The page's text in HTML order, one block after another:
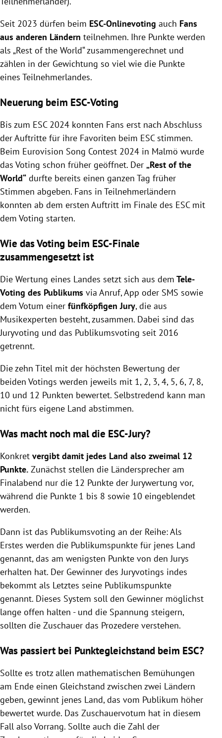
Seit 2023 dürfen beim ESC-Onlinevoting auch Fans
aus anderen Ländern teilnehmen. Ihre Punkte werden
als „Rest of the World“ zusammengerechnet und
zählen in der Gewichtung so viel wie die Punkte
eines Teilnehmerlandes.
Neuerung beim ESC-Voting
Bis zum ESC 2024 konnten Fans erst nach Abschluss
der Auftritte für ihre Favoriten beim ESC stimmen.
Beim Eurovision Song Contest 2024 in Malmö wurde
das Voting schon früher geöffnet. Der „Rest of the
World“ durfte bereits einen ganzen Tag früher
Stimmen abgeben. Fans in Teilnehmerländern
konnten ab dem ersten Auftritt im Finale des ESC mit
dem Voting starten.
Wie das Voting beim ESC-Finale
zusammengesetzt ist
Die Wertung eines Landes setzt sich aus dem Tele-
Voting des Publikums via Anruf, App oder SMS sowie
dem Votum einer fünfköpfigen Jury, die aus
Musikexperten besteht, zusammen. Dabei sind das
Juryvoting und das Publikumsvoting seit 2016
getrennt.
Die zehn Titel mit der höchsten Bewertung der
beiden Votings werden jeweils mit 1, 2, 3, 4, 5, 6, 7, 8,
10 und 12 Punkten bewertet. Selbstredend kann man
nicht fürs eigene Land abstimmen.
Was macht noch mal die ESC-Jury?
Konkret vergibt damit jedes Land also zweimal 12
Punkte. Zunächst stellen die Ländersprecher am
Finalabend nur die 12 Punkte der Jurywertung vor,
während die Punkte 1 bis 8 sowie 10 eingeblendet
werden.
Dann ist das Publikumsvoting an der Reihe: Als
Erstes werden die Publikumspunkte für jenes Land
genannt, das am wenigsten Punkte von den Jurys
erhalten hat. Der Gewinner des Juryvotings indes
bekommt als Letztes seine Publikumspunkte
genannt. Dieses System soll den Gewinner möglichst
lange offen halten - und die Spannung steigern,
sollten die Zuschauer das Prozedere verstehen.
Was passiert bei Punktegleichstand beim ESC?
Sollte es trotz allen mathematischen Bemühungen
am Ende einen Gleichstand zwischen zwei Ländern
geben, gewinnt jenes Land, das vom Publikum höher
bewertet wurde. Das Zuschauervotum hat in diesem
Fall also Vorrang. Sollte auch die Zahl der